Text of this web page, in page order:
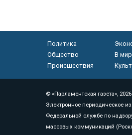
Политика
Общество
В
Происшествия
© «Парламентская газета», 2026
Электронное периодическое
Федеральной службе по
массовых коммуникаций